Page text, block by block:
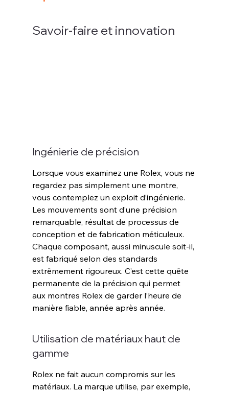
Savoir-faire et innovation
Ingénierie de précision
Lorsque vous examinez une Rolex, vous ne
regardez pas simplement une montre,
vous contemplez un exploit d’ingénierie.
Les mouvements sont d’une précision
remarquable, résultat de processus de
conception et de fabrication méticuleux.
Chaque composant, aussi minuscule soit-il,
est fabriqué selon des standards
extrêmement rigoureux. C’est cette quête
permanente de la précision qui permet
aux montres Rolex de garder l’heure de
manière fiable, année après année.
Utilisation de matériaux haut de
gamme
Rolex ne fait aucun compromis sur les
matériaux. La marque utilise, par exemple,